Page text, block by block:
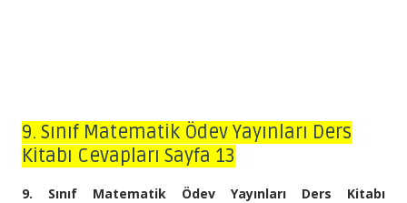
9. Sınıf Matematik Ödev Yayınları Ders
Kitabı Cevapları Sayfa 13
9. Sınıf Matematik Ödev Yayınları Ders Kitabı